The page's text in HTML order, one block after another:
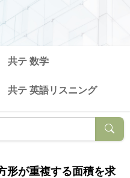
共テ 数学
共テ 英語リスニング
形が重複する面積を求